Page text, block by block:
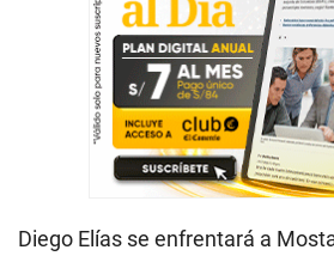
Diego Elías se enfrentará a